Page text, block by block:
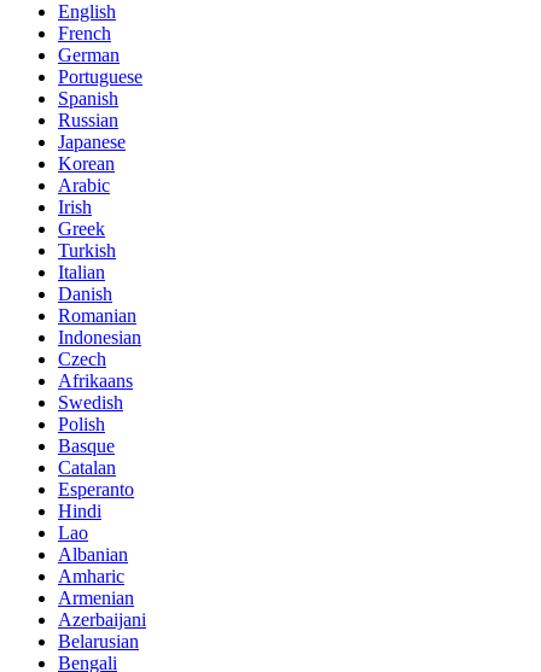
English
French
German
Portuguese
Spanish
Russian
Japanese
Korean
Arabic
Irish
Greek
Turkish
Italian
Danish
Romanian
Indonesian
Czech
Afrikaans
Swedish
Polish
Basque
Catalan
Esperanto
Hindi
Lao
Albanian
Amharic
Armenian
Azerbaijani
Belarusian
Bengali